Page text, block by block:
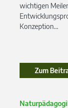
wichtigen
Konzeption...
Zum